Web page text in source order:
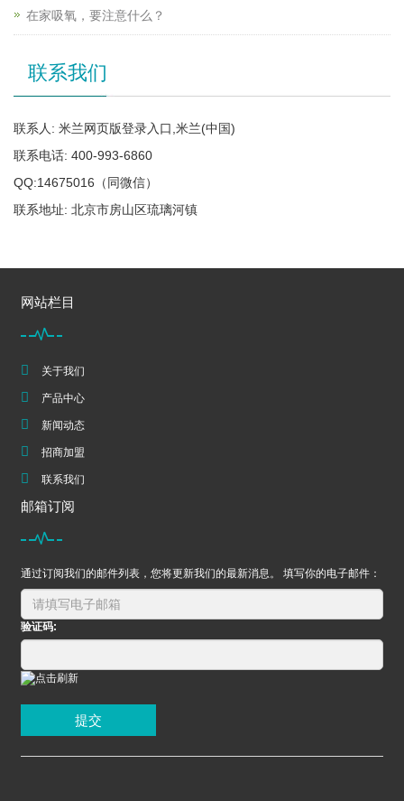
在家吸氧，要注意什么？
联系我们
联系人: 米兰网页版登录入口,米兰(中国)
联系电话: 400-993-6860
QQ:14675016（同微信）
联系地址: 北京市房山区琉璃河镇
网站栏目
关于我们
产品中心
新闻动态
招商加盟
联系我们
邮箱订阅
通过订阅我们的邮件列表，您将更新我们的最新消息。 填写你的电子邮件：
验证码:
提交